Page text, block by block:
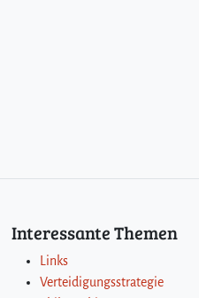
Interessante Themen
Links
Verteidigungsstrategie